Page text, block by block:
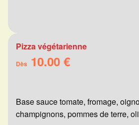
Pizza végétarienne
Dès 10.00 €
Base sauce tomate, fromage,
champignons, pommes de terre,